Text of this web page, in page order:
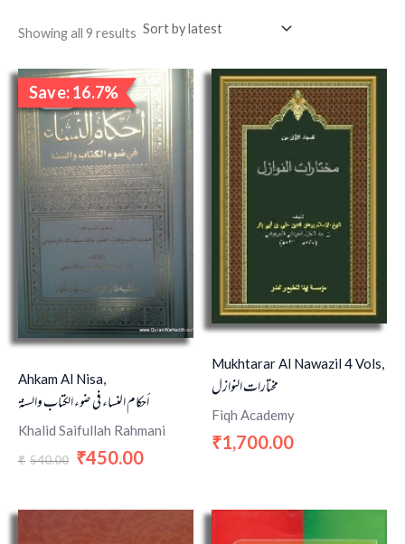
Showing all 9 results
Save: 16.7%
Sale!
Ahkam Al Nisa,
أحكام النساء في ضوء الكتاب والسنة
Khalid Saifullah Rahmani
₹ 540.00
Original
price
was:
₹540.00.
₹450.00
Current
price
is:
₹450.00.
Mukhtarar Al Nawazil 4 Vols,
مختارات النوازل
Fiqh Academy
₹1,700.00